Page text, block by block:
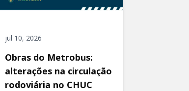
jul 10, 2026
Obras do Metrobus:
alterações na circulação
rodoviária no CHUC